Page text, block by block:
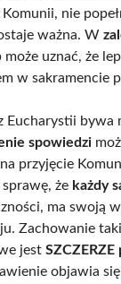
nie
ważna. W
może uznać, że
w sakramencie
Eucharystii bywa
spowiedzi
przyjęcie
że każdy
ma swoją
Zachowanie
jest
objawia